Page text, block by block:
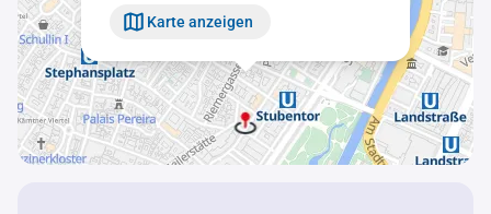
Karte anzeigen